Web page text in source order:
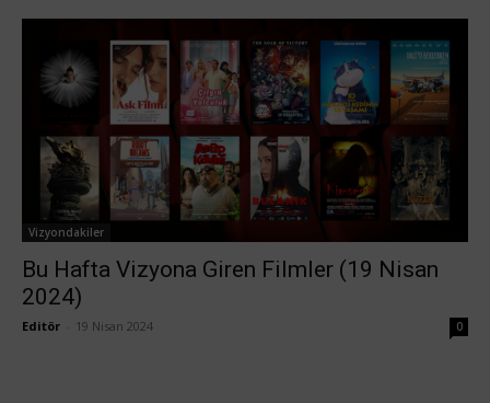
Vizyondakiler
Bu Hafta Vizyona Giren Filmler (19 Nisan
2024)
Editör 19 Nisan 2024 0